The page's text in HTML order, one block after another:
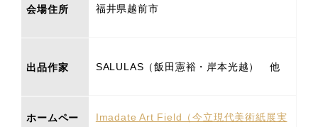
会場住所 福井県越前市
出品作家 SALULAS（飯田憲裕・岸本光越） 他
ホームペー
Imadate Art Field（今立現代美術紙展実